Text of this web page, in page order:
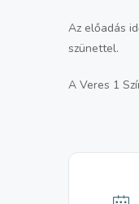
Az előadás
szünettel.
A Veres 1